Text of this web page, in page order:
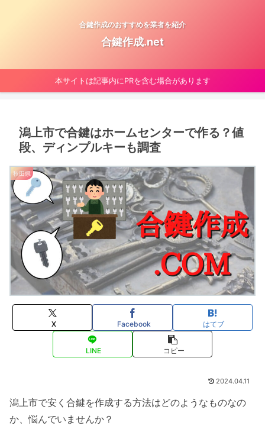
合鍵作成のおすすめを業者を紹介
合鍵作成.net
本サイトは記事内にPRを含む場合があります
潟上市で合鍵はホームセンターで作る？値
段、ディンプルキーも調査
秋田県
X Facebook はてブ
LINE コピー
2024.04.11
潟上市で安く合鍵を作成する方法はどのようなものなの
か、悩んでいませんか？